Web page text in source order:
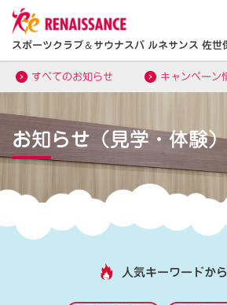
スポーツクラブ＆サウナスパ ルネサンス 佐世
すべてのお知らせ キャンペーン
お知らせ（見学・体験）
人気キーワードか